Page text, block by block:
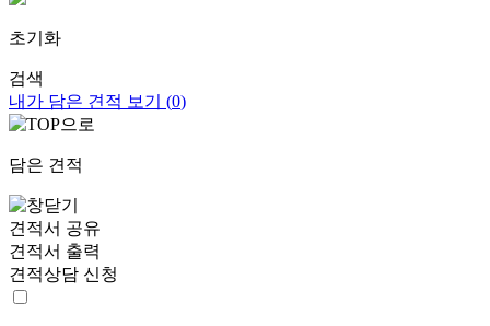
초기화
검색
내가 담은 견적 보기 (0)
담은 견적
견적서 공유
견적서 출력
견적상담 신청